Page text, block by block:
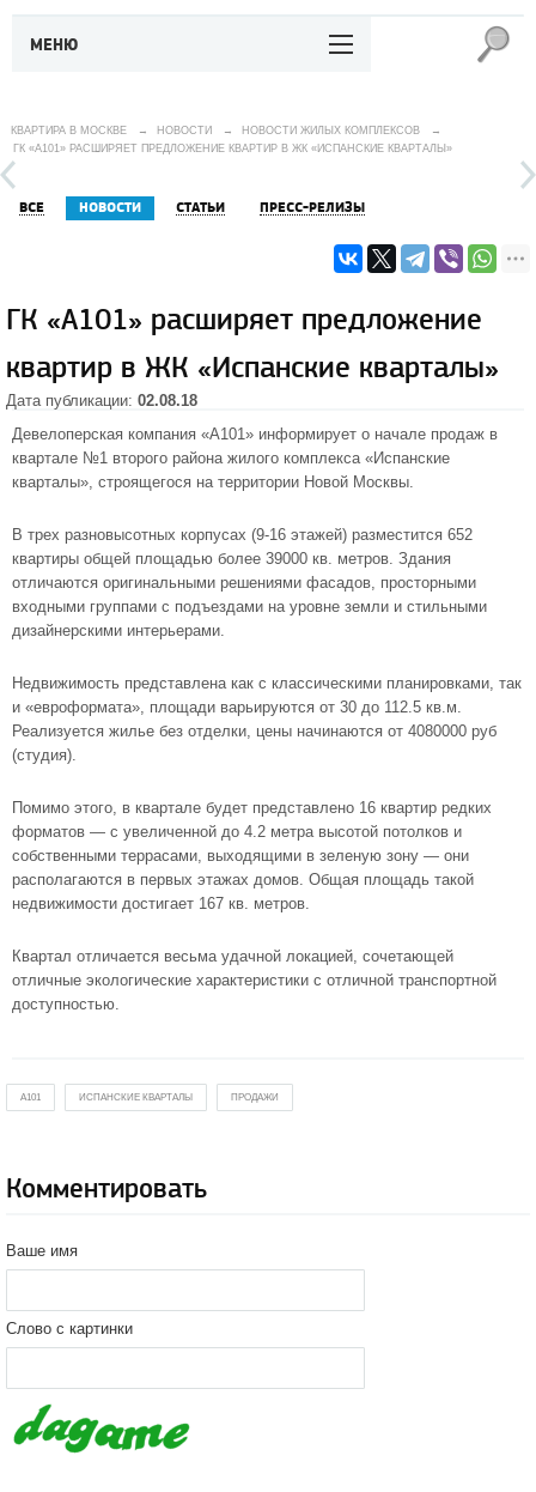
МЕНЮ
КВАРТИРА В МОСКВЕ → НОВОСТИ → НОВОСТИ ЖИЛЫХ КОМПЛЕКСОВ
→
ГК «А101» РАСШИРЯЕТ ПРЕДЛОЖЕНИЕ КВАРТИР В ЖК «ИСПАНСКИЕ КВАРТАЛЫ»
ВСЕ НОВОСТИ СТАТЬИ ПРЕСС-РЕЛИЗЫ
ГК «А101» расширяет предложение
квартир в ЖК «Испанские кварталы»
Дата публикации: 02.08.18
Девелоперская компания «А101» информирует о начале продаж в
квартале №1 второго района жилого комплекса «Испанские
кварталы», строящегося на территории Новой Москвы.
В трех разновысотных корпусах (9-16 этажей) разместится 652
квартиры общей площадью более 39000 кв. метров. Здания
отличаются оригинальными решениями фасадов, просторными
входными группами с подъездами на уровне земли и стильными
дизайнерскими интерьерами.
Недвижимость представлена как с классическими планировками, так
и «евроформата», площади варьируются от 30 до 112.5 кв.м.
Реализуется жилье без отделки, цены начинаются от 4080000 руб
(студия).
Помимо этого, в квартале будет представлено 16 квартир редких
форматов — с увеличенной до 4.2 метра высотой потолков и
собственными террасами, выходящими в зеленую зону — они
располагаются в первых этажах домов. Общая площадь такой
недвижимости достигает 167 кв. метров.
Квартал отличается весьма удачной локацией, сочетающей
отличные экологические характеристики с отличной транспортной
доступностью.
А101 ИСПАНСКИЕ КВАРТАЛЫ ПРОДАЖИ
Комментировать
Ваше имя
Слово с картинки